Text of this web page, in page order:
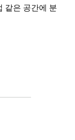
같은 공간에 분
영합니다. 지하
한 공간입니다.
에는 아름다운
오후 와인을 즐